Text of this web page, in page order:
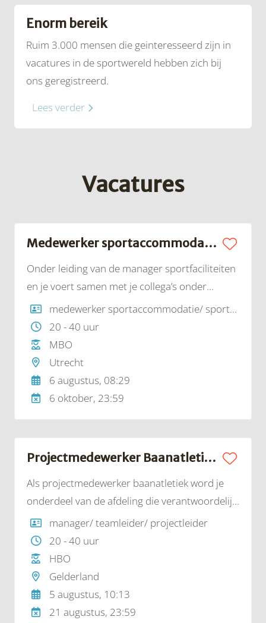
Enorm bereik
Ruim 3.000 mensen die geinteresseerd zijn in
vacatures in de sportwereld hebben zich bij
ons geregistreerd.
Lees verder
Vacatures
Medewerker sportaccommodatie | Sportcentrum Olympos
Onder leiding van de manager sportfaciliteiten
en je voert samen met je collega’s onder
andere de volgende werkzaamheden uit: het
openen en sluiten van het sportcentrum, het
gereed zetten en opruimen van
sportmaterialen, het schoonmaken van
sportvloeren, het technisch onderhoud aan de
accommodaties, het dagelijks onderhoud en
met een collega zorg voor de aansturing van
medewerker sportaccommodatie/ sportevenement
20 - 40 uur
MBO
Utrecht
6 augustus, 08:29
6 oktober, 23:59
Projectmedewerker Baanatletiek | Atletiekunie
Als projectmedewerker baanatletiek word je
onderdeel van de afdeling die verantwoordelijk
is voor de organisatie van de Nederlandse
Kampioenschappen atletiek voor senioren,
indoor en outdoor. In samenwerking en
afstemming met collega’s van alle afdelingen
van de Atletiekunie, word je onderdeel van
lokale organisatiecomités (LOC) en zorg je er
manager/ teamleider/ projectleider
20 - 40 uur
HBO
Gelderland
5 augustus, 10:13
21 augustus, 23:59